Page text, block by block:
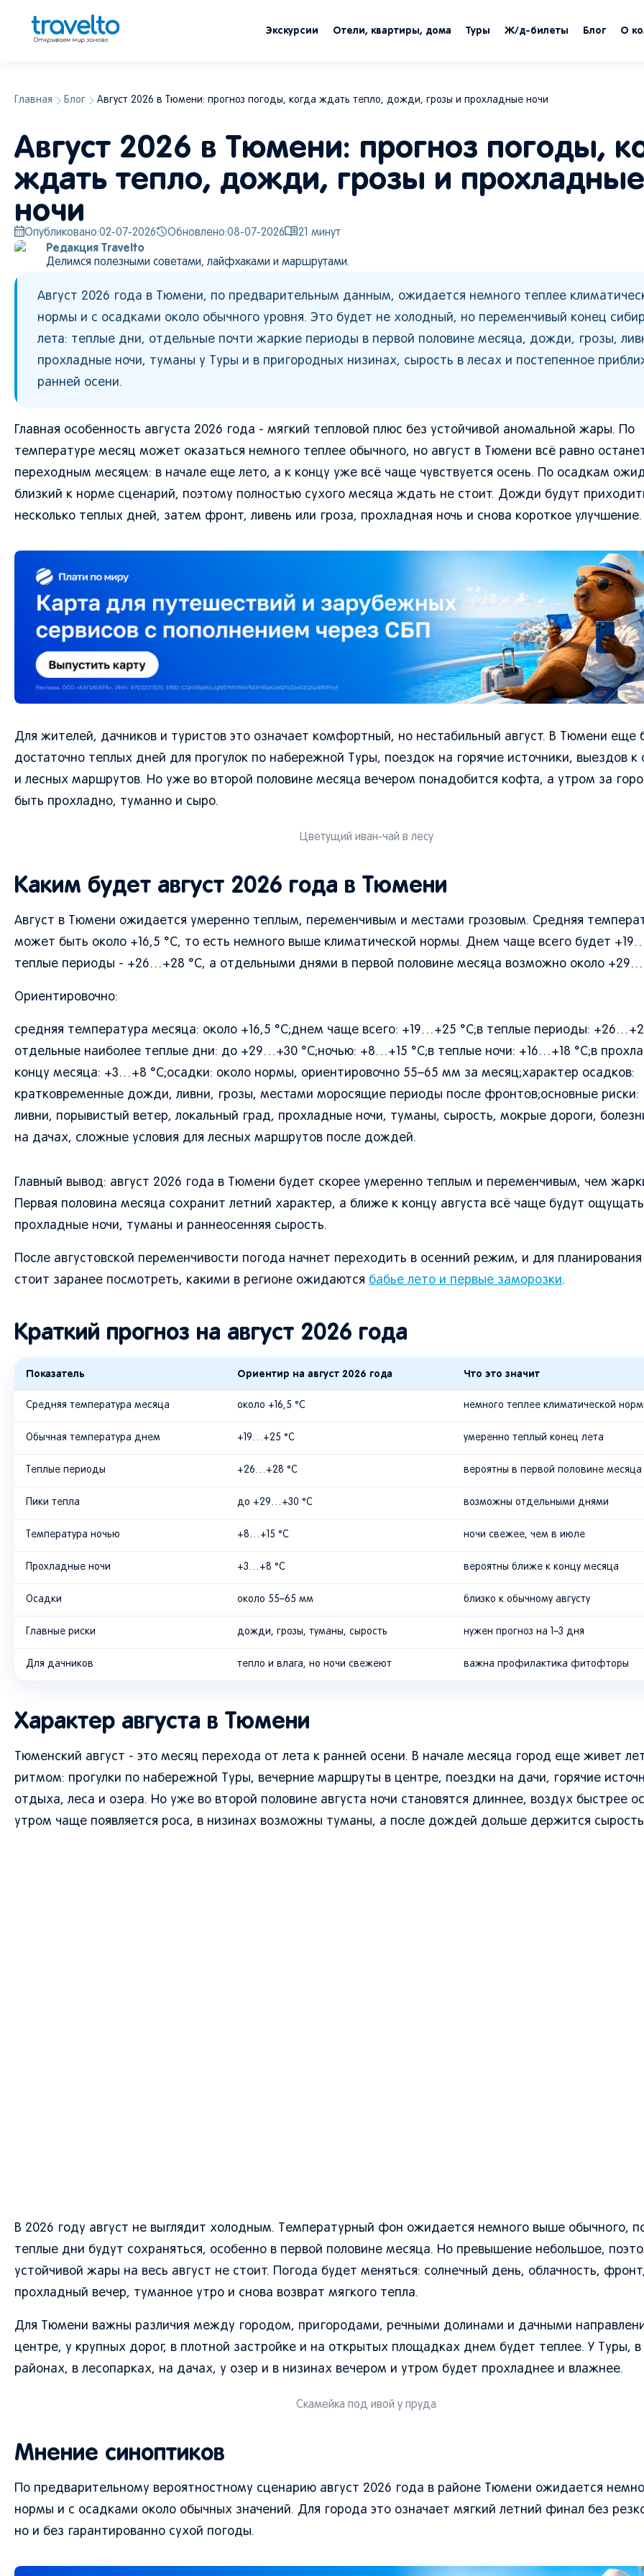
Экскурсии Отели, квартиры, дома Туры Ж/д-билеты Блог О
Главная Блог Август 2026 в Тюмени: прогноз погоды, когда ждать тепло, дожди, грозы и прохладные ночи
Август 2026 в Тюмени: прогноз погоды,
ждать тепло, дожди, грозы и прохладные
ночи
Опубликовано:02-07-2026 Обновлено:08-07-2026 21 минут
Редакция Travelto
Делимся полезными советами, лайфхаками и маршрутами.
Август 2026 года в Тюмени, по предварительным данным, ожидается немного теплее
нормы и с осадками около обычного уровня. Это будет не холодный, но переменчивый конец
лета: теплые дни, отдельные почти жаркие периоды в первой половине месяца, дожди, грозы,
прохладные ночи, туманы у Туры и в пригородных низинах, сырость в лесах и постепенное
ранней осени.
Главная особенность августа 2026 года - мягкий тепловой плюс без устойчивой аномальной жары. По
температуре месяц может оказаться немного теплее обычного, но август в Тюмени всё равно
переходным месяцем: в начале еще лето, а к концу уже всё чаще чувствуется осень. По осадкам
близкий к норме сценарий, поэтому полностью сухого месяца ждать не стоит. Дожди будут
несколько теплых дней, затем фронт, ливень или гроза, прохладная ночь и снова короткое улучшение.
Для жителей, дачников и туристов это означает комфортный, но нестабильный август. В Тюмени еще
достаточно теплых дней для прогулок по набережной Туры, поездок на горячие источники, выездов к
и лесных маршрутов. Но уже во второй половине месяца вечером понадобится кофта, а утром за
быть прохладно, туманно и сыро.
Цветущий иван-чай в лесу
Каким будет август 2026 года в Тюмени
Август в Тюмени ожидается умеренно теплым, переменчивым и местами грозовым. Средняя
может быть около +16,5 °C, то есть немного выше климатической нормы. Днем чаще всего будет
теплые периоды - +26…+28 °C, а отдельными днями в первой половине месяца возможно около
Ориентировочно:
средняя температура месяца: около +16,5 °C;днем чаще всего: +19…+25 °C;в теплые периоды:
отдельные наиболее теплые дни: до +29…+30 °C;ночью: +8…+15 °C;в теплые ночи: +16…+18 °C;в
концу месяца: +3…+8 °C;осадки: около нормы, ориентировочно 55–65 мм за месяц;характер осадков:
кратковременные дожди, ливни, грозы, местами моросящие периоды после фронтов;основные риски:
ливни, порывистый ветер, локальный град, прохладные ночи, туманы, сырость, мокрые дороги,
на дачах, сложные условия для лесных маршрутов после дождей.
Главный вывод: август 2026 года в Тюмени будет скорее умеренно теплым и переменчивым, чем
Первая половина месяца сохранит летний характер, а ближе к концу августа всё чаще будут
прохладные ночи, туманы и раннеосенняя сырость.
После августовской переменчивости погода начнет переходить в осенний режим, и для планирования
стоит заранее посмотреть, какими в регионе ожидаются бабье лето и первые заморозки.
Краткий прогноз на август 2026 года
Показатель Ориентир на август 2026 года Что это значит
Средняя температура месяца около +16,5 °C немного теплее климатической
Обычная температура днем +19…+25 °C умеренно теплый конец лета
Теплые периоды +26…+28 °C вероятны в первой половине месяца
Пики тепла до +29…+30 °C возможны отдельными днями
Температура ночью +8…+15 °C ночи свежее, чем в июле
Прохладные ночи +3…+8 °C вероятны ближе к концу месяца
Осадки около 55–65 мм близко к обычному августу
Главные риски дожди, грозы, туманы, сырость нужен прогноз на 1–3 дня
Для дачников тепло и влага, но ночи свежеют важна профилактика фитофторы
Характер августа в Тюмени
Тюменский август - это месяц перехода от лета к ранней осени. В начале месяца город еще живет
ритмом: прогулки по набережной Туры, вечерние маршруты в центре, поездки на дачи, горячие
отдыха, леса и озера. Но уже во второй половине августа ночи становятся длиннее, воздух быстрее
утром чаще появляется роса, в низинах возможны туманы, а после дождей дольше держится
В 2026 году август не выглядит холодным. Температурный фон ожидается немного выше обычного,
теплые дни будут сохраняться, особенно в первой половине месяца. Но превышение небольшое,
устойчивой жары на весь август не стоит. Погода будет меняться: солнечный день, облачность,
прохладный вечер, туманное утро и снова возврат мягкого тепла.
Для Тюмени важны различия между городом, пригородами, речными долинами и дачными
центре, у крупных дорог, в плотной застройке и на открытых площадках днем будет теплее. У Туры,
районах, в лесопарках, на дачах, у озер и в низинах вечером и утром будет прохладнее и влажнее.
Скамейка под ивой у пруда
Мнение синоптиков
По предварительному вероятностному сценарию август 2026 года в районе Тюмени ожидается
нормы и с осадками около обычных значений. Для города это означает мягкий летний финал без
но и без гарантированно сухой погоды.